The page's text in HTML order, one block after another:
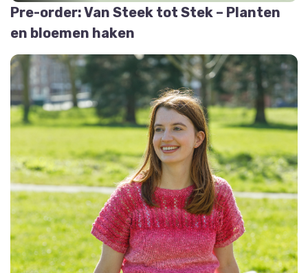
Pre-order: Van Steek tot Stek – Planten
en bloemen haken